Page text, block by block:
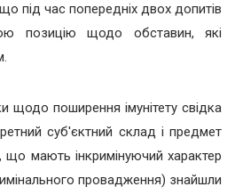
під час попередніх двох допитів
позицію щодо обставин, які
щодо поширення імунітету свідка
суб'єктний склад і предмет
що мають інкримінуючий характер
провадження) знайшли